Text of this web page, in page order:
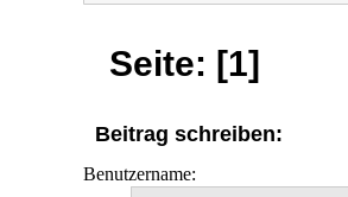
Seite: [1]
Beitrag schreiben:
Benutzername: